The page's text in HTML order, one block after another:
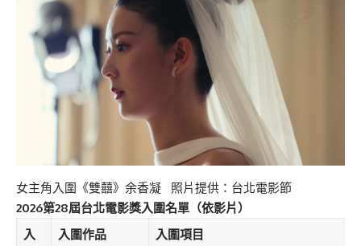
女主角入圍《雙囍》余香凝 照片提供：台北電影節
2026第28屆台北電影獎入圍名單（依影片）
入
入圍作品 入圍項目